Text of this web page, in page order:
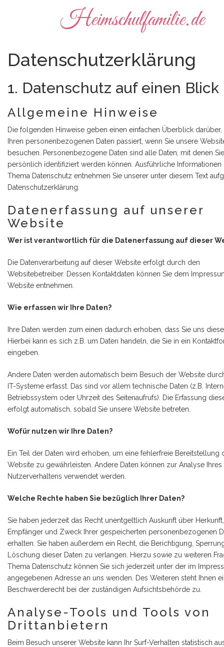
Heimschulfamilie.de
Datenschutzerklärung
1. Datenschutz auf einen Blick
Allgemeine Hinweise
Die folgenden Hinweise geben einen einfachen Überblick darüber,
Ihren personenbezogenen Daten passiert, wenn Sie unsere
besuchen. Personenbezogene Daten sind alle Daten, mit denen Sie
persönlich identifiziert werden können. Ausführliche Informationen
Thema Datenschutz entnehmen Sie unserer unter diesem Text
Datenschutzerklärung.
Datenerfassung auf unserer
Website
Wer ist verantwortlich für die Datenerfassung auf dieser
Die Datenverarbeitung auf dieser Website erfolgt durch den
Websitebetreiber. Dessen Kontaktdaten können Sie dem
Website entnehmen.
Wie erfassen wir Ihre Daten?
Ihre Daten werden zum einen dadurch erhoben, dass Sie uns
Hierbei kann es sich z.B. um Daten handeln, die Sie in ein
eingeben.
Andere Daten werden automatisch beim Besuch der Website
IT-Systeme erfasst. Das sind vor allem technische Daten (z.B.
Betriebssystem oder Uhrzeit des Seitenaufrufs). Die Erfassung
erfolgt automatisch, sobald Sie unsere Website betreten.
Wofür nutzen wir Ihre Daten?
Ein Teil der Daten wird erhoben, um eine fehlerfreie Bereitstellung
Website zu gewährleisten. Andere Daten können zur Analyse Ihres
Nutzerverhaltens verwendet werden.
Welche Rechte haben Sie bezüglich Ihrer Daten?
Sie haben jederzeit das Recht unentgeltlich Auskunft über Herkunft,
Empfänger und Zweck Ihrer gespeicherten personenbezogenen
erhalten. Sie haben außerdem ein Recht, die Berichtigung,
Löschung dieser Daten zu verlangen. Hierzu sowie zu weiteren
Thema Datenschutz können Sie sich jederzeit unter der im
angegebenen Adresse an uns wenden. Des Weiteren steht Ihnen
Beschwerderecht bei der zuständigen Aufsichtsbehörde zu.
Analyse-Tools und Tools von
Drittanbietern
Beim Besuch unserer Website kann Ihr Surf-Verhalten statistisch